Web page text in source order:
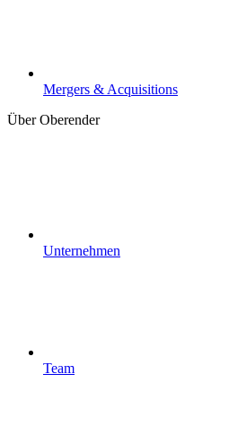
Mergers & Acquisitions
Über Oberender
Unternehmen
Team